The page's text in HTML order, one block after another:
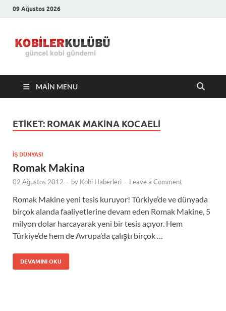
09 Ağustos 2026
Kulübü –
En Güncel
Kobi
MAIN MENU
ETIKET: ROMAK MAKINA KOCAELI
İŞ DÜNYASI
Romak Makina
02 Ağustos 2012 - by Kobi Haberleri - Leave a Comment
Romak Makine yeni tesis kuruyor! Türkiye’de ve dünyada
birçok alanda faaliyetlerine devam eden Romak Makine, 5
milyon dolar harcayarak yeni bir tesis açıyor. Hem
Türkiye’de hem de Avrupa’da çalıştı birçok …
DEVAMINI OKU